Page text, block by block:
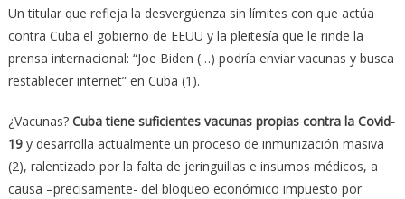
Un titular que refleja la desvergüenza sin límites con que actúa
contra Cuba el gobierno de EEUU y la pleitesía que le rinde la
prensa internacional: “Joe Biden (…) podría enviar vacunas y busca
restablecer internet” en Cuba (1).
¿Vacunas? Cuba tiene suficientes vacunas propias contra la Covid-
19y desarrolla actualmente un proceso de inmunización masiva
(2), ralentizado por la falta de jeringuillas e insumos médicos, a
causa –precisamente- del bloqueo económico impuesto por